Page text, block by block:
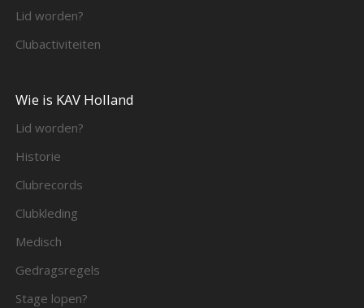
Lid worden?
Clubactiviteiten
Wie is KAV Holland
Lid worden?
Historie
Clubrecords
Clubkleding
Medisch
Gedragsregels
Stage lopen?